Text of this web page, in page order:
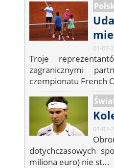
01-07-
Troje
zagranicznymi
czempionatu French
01-07-
dotychczasowych
miliona euro) nie st...